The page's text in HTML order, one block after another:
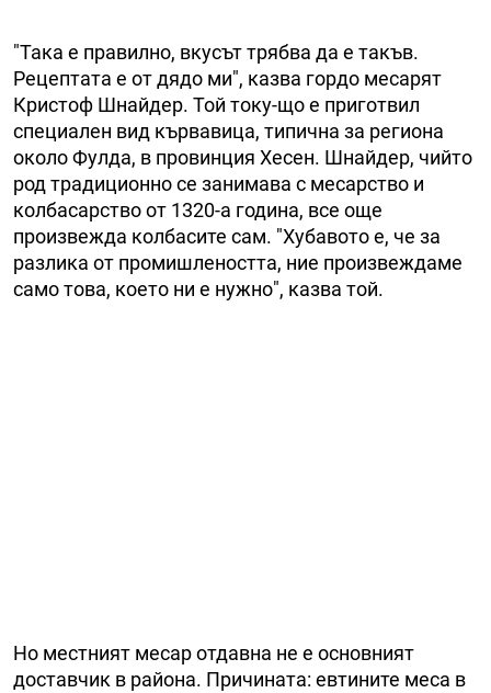
"Така е правилно, вкусът трябва да е такъв.
Рецептата е от дядо ми", казва гордо месарят
Кристоф Шнайдер. Той току-що е приготвил
специален вид кървавица, типична за региона
около Фулда, в провинция Хесен. Шнайдер, чийто
род традиционно се занимава с месарство и
колбасарство от 1320-а година, все още
произвежда колбасите сам. "Хубавото е, че за
разлика от промишлеността, ние произвеждаме
само това, което ни е нужно", казва той.
Но местният месар отдавна не е основният
доставчик в района. Причината: евтините меса в